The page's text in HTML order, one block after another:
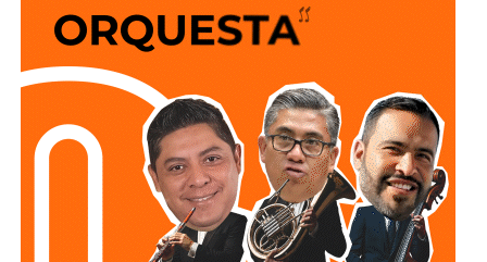
mantenimiento y restauración en los módulos donde se
lleva a cabo el proceso de potabilización del agua, para
continuar con la limpieza y mantenimiento integral de las
instalaciones de la planta.
La siguiente etapa contempla el equipamiento de los
tanques de floculación y sedimentación, donde las
partículas e impurezas que contiene el agua se agrupan y
posteriormente se depositan en el fondo, permitiendo
separar el agua más clara para que continúe con las
etapas de filtración y desinfección antes de su